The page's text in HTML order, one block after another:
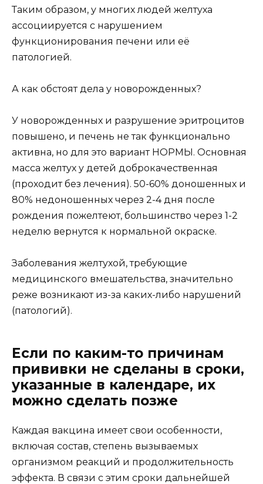
Таким образом, у многих людей желтуха
ассоциируется с нарушением
функционирования печени или её
патологией.
А как обстоят дела у новорожденных?
У новорожденных и разрушение эритроцитов
повышено, и печень не так функционально
активна, но для это вариант НОРМЫ. Основная
масса желтух у детей доброкачественная
(проходит без лечения). 50-60% доношенных и
80% недоношенных через 2-4 дня после
рождения пожелтеют, большинство через 1-2
неделю вернутся к нормальной окраске.
Заболевания желтухой, требующие
медицинского вмешательства, значительно
реже возникают из-за каких-либо нарушений
(патологий).
Если по каким-то причинам
прививки не сделаны в сроки,
указанные в календаре, их
можно сделать позже
Каждая вакцина имеет свои особенности,
включая состав, степень вызываемых
организмом реакций и продолжительность
эффекта. В связи с этим сроки дальнейшей